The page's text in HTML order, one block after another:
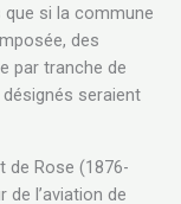
si la commune
des
par tranche de
seraient
de Rose (1876-
l’aviation de